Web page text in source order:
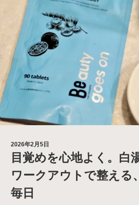
2026年2月5日
目覚めを心地よく。白
ワークアウトで整える
毎日